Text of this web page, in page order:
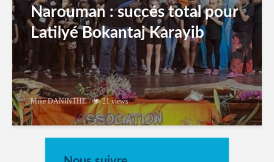
Narouman : succés total pour
Latilyé Bokantaj Karayib
Mike DANINTHE 21 views